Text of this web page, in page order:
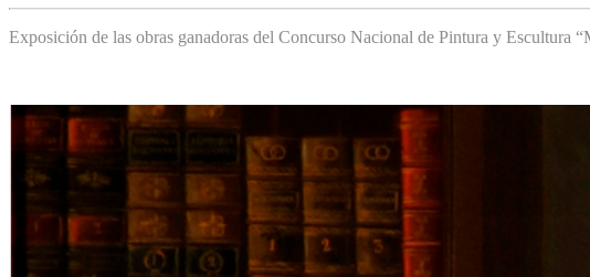
Exposición de las obras ganadoras del Concurso Nacional de Pintura y Escultura